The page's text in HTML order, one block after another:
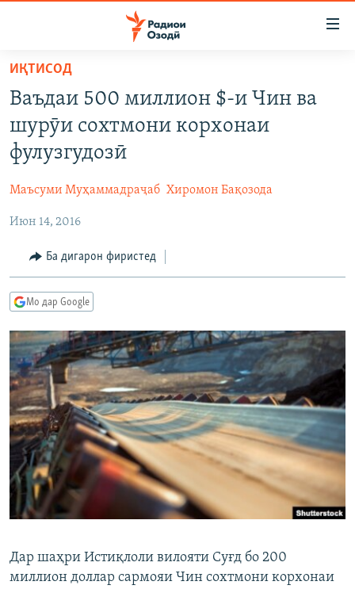
Ҷаҳиш
мояи
аслӣ
Ҷаҳиш
ба
феҳристи
Ҷаҳиш
ҷустор
ҚАЗИЯИ "КРОКУС"
ОСИЁИ МАРКАЗӢ
ФАРҲАНГ
ВАРЗИШ
ГАПИ ОЗОД
РӮЗГОРИ МУҲОҶИР
ТАҲҚИҚОТ
ҶАНГ ДАР УКРАИНА
НАЗАРИ МАРДУМ
ОЗОДӢ ОНЛАЙН
ВИДЕО
НИГОРИСТОН
ГУЗОРИШҲОИ РАДИОӢ
РӮЙХАТҲО
КИТОБҲОИ ОЗОДӢ
Русский
ПАЙГИРӢ КУНЕД
ИҚТИСОД
Ваъдаи 500 миллион $-и Чин ва
шурӯи сохтмони корхонаи
фулузгудозӣ
Маъсуми Муҳаммадраҷаб Хиромон Бақозода
Июн 14, 2016
Ба дигарон фиристед
Мо дар Google
Дар шаҳри Истиқлоли вилояти Суғд бо 200
миллион доллар сармояи Чин сохтмони корхонаи